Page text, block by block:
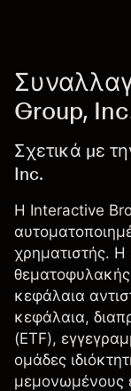
Group,
Σχετικά με
Inc.
Η Interactive
χρηματιστής. Η
θεματοφυλακής
κεφάλαια
κεφάλαια,
(ETF),
ομάδες
μεμονωμένους